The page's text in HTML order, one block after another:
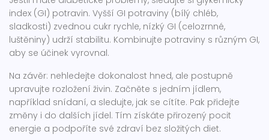
index (GI) potravin. Vyšší GI potraviny (bílý chléb,
sladkosti) zvednou cukr rychle, nízký GI (celozrnné,
luštěniny) udrží stabilitu. Kombinujte potraviny s různým GI,
aby se účinek vyrovnal.
Na závěr: nehledejte dokonalost hned, ale postupně
upravujte rozložení živin. Začněte s jedním jídlem,
například snídaní, a sledujte, jak se cítíte. Pak přidejte
změny i do dalších jídel. Tím získáte přirozený pocit
energie a podpoříte své zdraví bez složitých diet.